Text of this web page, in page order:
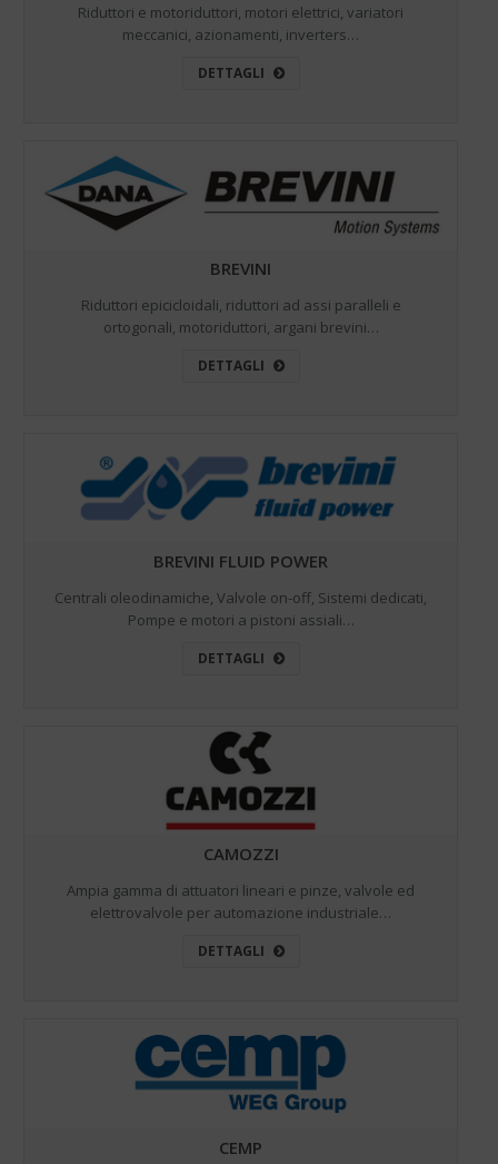
Riduttori e motoriduttori, motori elettrici, variatori
meccanici, azionamenti, inverters…
DETTAGLI
BREVINI
Riduttori epicicloidali, riduttori ad assi paralleli e
ortogonali, motoriduttori, argani brevini…
DETTAGLI
BREVINI FLUID POWER
Centrali oleodinamiche, Valvole on-off, Sistemi dedicati,
Pompe e motori a pistoni assiali…
DETTAGLI
CAMOZZI
Ampia gamma di attuatori lineari e pinze, valvole ed
elettrovalvole per automazione industriale…
DETTAGLI
CEMP